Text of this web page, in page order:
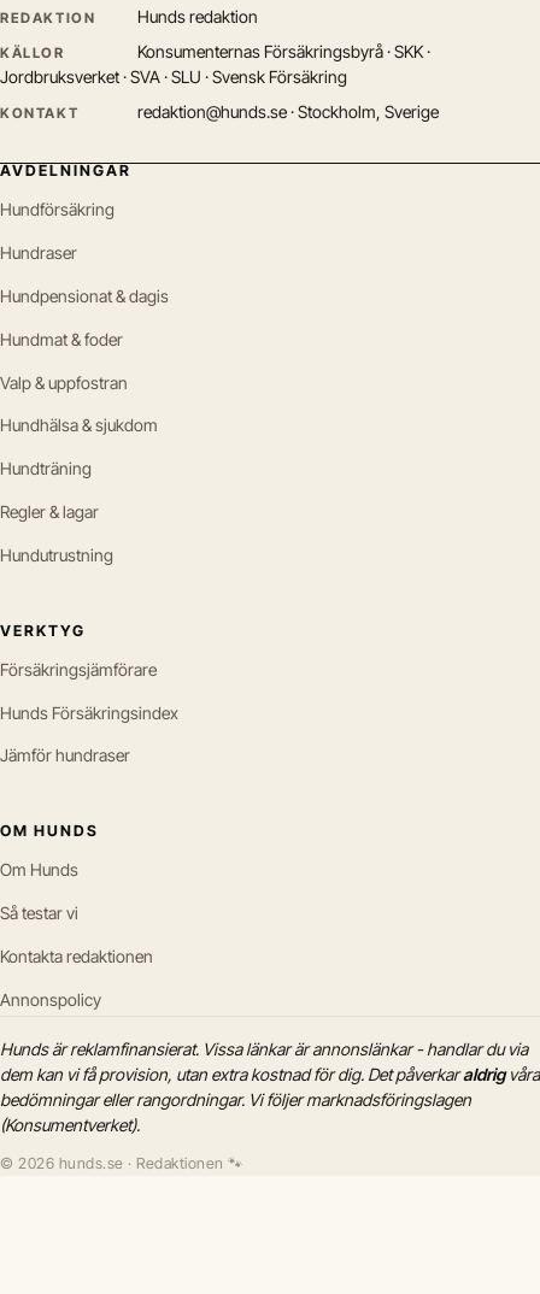
REDAKTION Hunds redaktion
KÄLLOR
Konsumenternas Försäkringsbyrå · SKK ·
Jordbruksverket · SVA · SLU · Svensk Försäkring
KONTAKT redaktion@hunds.se · Stockholm, Sverige
AVDELNINGAR
Hundförsäkring
Hundraser
Hundpensionat & dagis
Hundmat & foder
Valp & uppfostran
Hundhälsa & sjukdom
Hundträning
Regler & lagar
Hundutrustning
VERKTYG
Försäkringsjämförare
Hunds Försäkringsindex
Jämför hundraser
OM HUNDS
Om Hunds
Så testar vi
Kontakta redaktionen
Annonspolicy
Hunds är reklamfinansierat. Vissa länkar är annonslänkar - handlar du via
dem kan vi få provision, utan extra kostnad för dig. Det påverkaraldrigvåra
bedömningar eller rangordningar. Vi följer marknadsföringslagen
(Konsumentverket).
© 2026 hunds.se · Redaktionen 🐾